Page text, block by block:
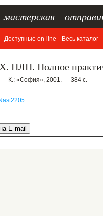
мастерская
Доступные on-line Весь каталог
НЛП. Полное
— К.: «София», 2001. — 384 с.
Nast2205